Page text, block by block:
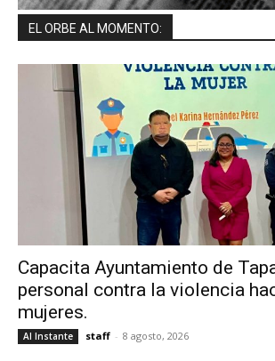
EL ORBE AL MOMENTO:
Capacita Ayuntamiento de
personal contra la violencia
mujeres.
Al Instante staff - 8 agosto, 2026